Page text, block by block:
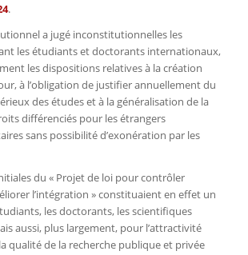
.
a jugé inconstitutionnelles les
les étudiants et doctorants internationaux,
les dispositions relatives à la création
à l’obligation de justifier annuellement du
des études et à la généralisation de la
différenciés pour les étrangers
sans possibilité d’exonération par les
du « Projet de loi pour contrôler
l’intégration » constituaient en effet un
les doctorants, les scientifiques
aussi, plus largement, pour l’attractivité
qualité de la recherche publique et privée